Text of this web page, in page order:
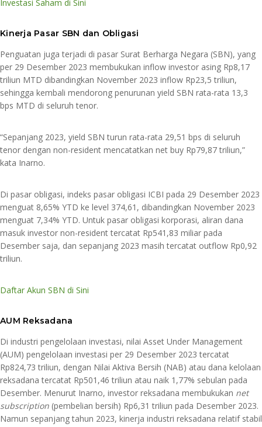
Investasi Saham di Sini
Kinerja Pasar SBN dan Obligasi
Penguatan juga terjadi di pasar Surat Berharga Negara (SBN), yang
per 29 Desember 2023 membukukan inflow investor asing Rp8,17
triliun MTD dibandingkan November 2023 inflow Rp23,5 triliun,
sehingga kembali mendorong penurunan yield SBN rata-rata 13,3
bps MTD di seluruh tenor.
“Sepanjang 2023, yield SBN turun rata-rata 29,51 bps di seluruh
tenor dengan non-resident mencatatkan net buy Rp79,87 triliun,”
kata Inarno.
Di pasar obligasi, indeks pasar obligasi ICBI pada 29 Desember 2023
menguat 8,65% YTD ke level 374,61, dibandingkan November 2023
menguat 7,34% YTD. Untuk pasar obligasi korporasi, aliran dana
masuk investor non-resident tercatat Rp541,83 miliar pada
Desember saja, dan sepanjang 2023 masih tercatat outflow Rp0,92
triliun.
Daftar Akun SBN di Sini
AUM Reksadana
Di industri pengelolaan investasi, nilai Asset Under Management
(AUM) pengelolaan investasi per 29 Desember 2023 tercatat
Rp824,73 triliun, dengan Nilai Aktiva Bersih (NAB) atau dana kelolaan
reksadana tercatat Rp501,46 triliun atau naik 1,77% sebulan pada
Desember. Menurut Inarno, investor reksadana membukukan net
subscription (pembelian bersih) Rp6,31 triliun pada Desember 2023.
Namun sepanjang tahun 2023, kinerja industri reksadana relatif stabil